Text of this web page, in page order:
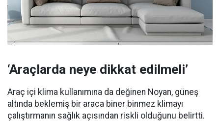
‘Araçlarda neye dikkat edilmeli’
Araç içi klima kullanımına da değinen Noyan, güneş
altında beklemiş bir araca biner binmez klimayı
çalıştırmanın sağlık açısından riskli olduğunu belirtti.